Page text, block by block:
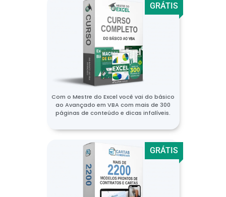
GRÁTIS
Com o Mestre do Excel você vai do básico
ao Avançado em VBA com mais de 300
páginas de conteúdo e dicas infalíveis.
GRÁTIS